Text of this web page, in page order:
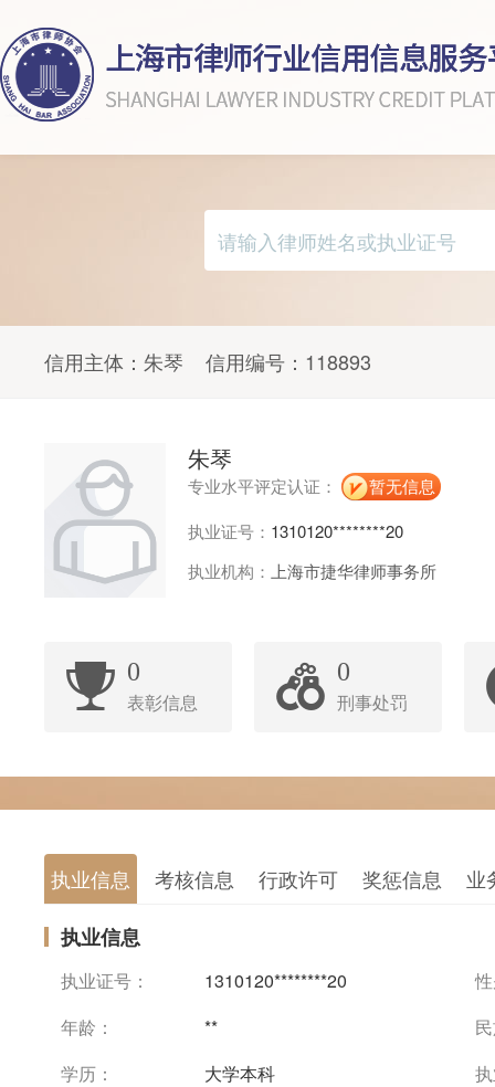
信用主体： 朱琴 信用编号： 118893
朱琴
专业水平评定认证：
暂无信息
执业证号： 1310120********20
执业机构： 上海市捷华律师事务所
0
表彰信息
0
刑事处罚
执业信息 考核信息 行政许可 奖惩信息 业
执业信息
执业证号： 1310120********20
年龄：
**
学历：
大学本科